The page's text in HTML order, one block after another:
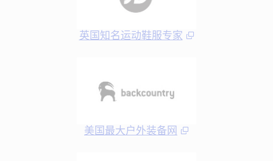
英国知名运动鞋服专家
美国最大户外装备网